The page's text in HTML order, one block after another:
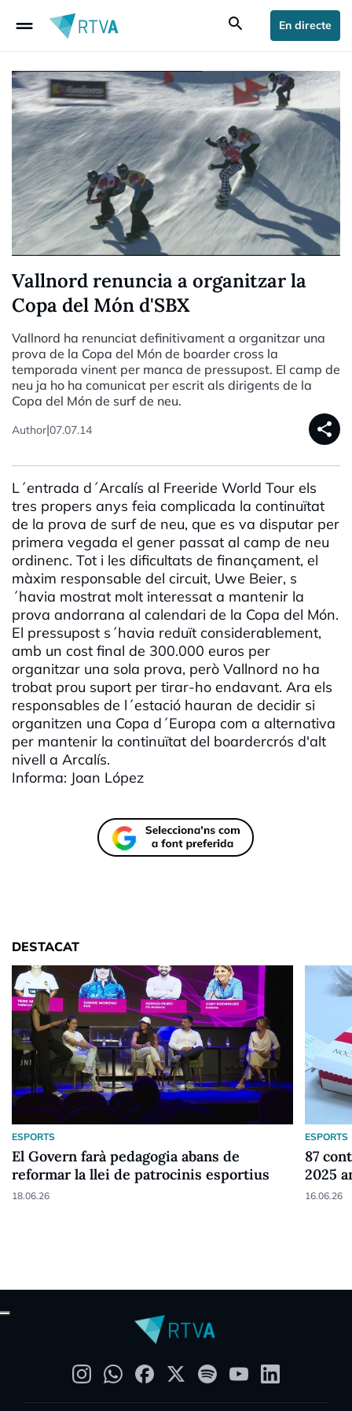
drag_handle search En directe
Vallnord renuncia a organitzar la
Copa del Món d'SBX
Vallnord ha renunciat definitivament a organitzar una
prova de la Copa del Món de boarder cross la
temporada vinent per manca de pressupost. El camp de
neu ja ho ha comunicat per escrit als dirigents de la
Copa del Món de surf de neu.
Author|07.07.14 share
L´entrada d´Arcalís al Freeride World Tour els
tres propers anys feia complicada la continuïtat
de la prova de surf de neu, que es va disputar per
primera vegada el gener passat al camp de neu
ordinenc. Tot i les dificultats de finançament, el
màxim responsable del circuit, Uwe Beier, s
´havia mostrat molt interessat a mantenir la
prova andorrana al calendari de la Copa del Món.
El pressupost s´havia reduït considerablement,
amb un cost final de 300.000 euros per
organitzar una sola prova, però Vallnord no ha
trobat prou suport per tirar-ho endavant. Ara els
responsables de l´estació hauran de decidir si
organitzen una Copa d´Europa com a alternativa
per mantenir la continuïtat del boardercrós d'alt
nivell a Arcalís.
Informa: Joan López
DESTACAT
ESPORTS
El Govern farà pedagogia abans de
reformar la llei de patrocinis esportius
18.06.26
ESPORTS
87
2025
16.06.26